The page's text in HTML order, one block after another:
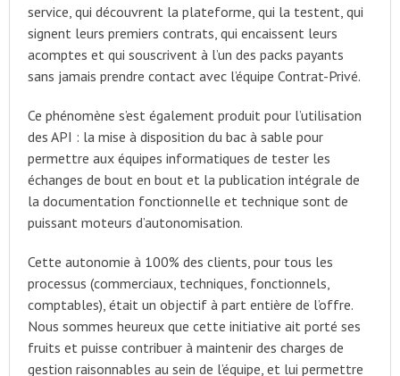
service, qui découvrent la plateforme, qui la testent, qui
signent leurs premiers contrats, qui encaissent leurs
acomptes et qui souscrivent à l’un des packs payants
sans jamais prendre contact avec l’équipe Contrat-Privé.
Ce phénomène s’est également produit pour l’utilisation
des API : la mise à disposition du bac à sable pour
permettre aux équipes informatiques de tester les
échanges de bout en bout et la publication intégrale de
la documentation fonctionnelle et technique sont de
puissant moteurs d’autonomisation.
Cette autonomie à 100% des clients, pour tous les
processus (commerciaux, techniques, fonctionnels,
comptables), était un objectif à part entière de l’offre.
Nous sommes heureux que cette initiative ait porté ses
fruits et puisse contribuer à maintenir des charges de
gestion raisonnables au sein de l’équipe, et lui permettre